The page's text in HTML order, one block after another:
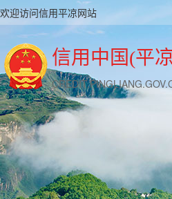
欢迎访问信用平凉网站
信用中国(平